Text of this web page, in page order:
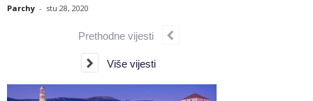
Parchy - stu 28, 2020
Prethodne vijesti
Više vijesti